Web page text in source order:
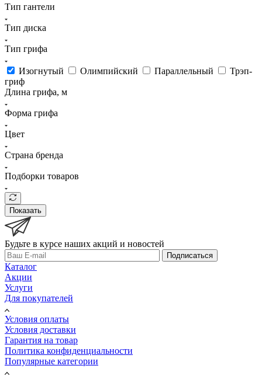
Тип гантели
Тип диска
Тип грифа
Изогнутый Олимпийский Параллельный
Трэп-
гриф
Длина грифа, м
Форма грифа
Цвет
Страна бренда
Подборки товаров
Показать
Будьте в курсе наших акций и новостей
Подписаться
Каталог
Акции
Услуги
Для покупателей
Условия оплаты
Условия доставки
Гарантия на товар
Политика конфиденциальности
Популярные категории